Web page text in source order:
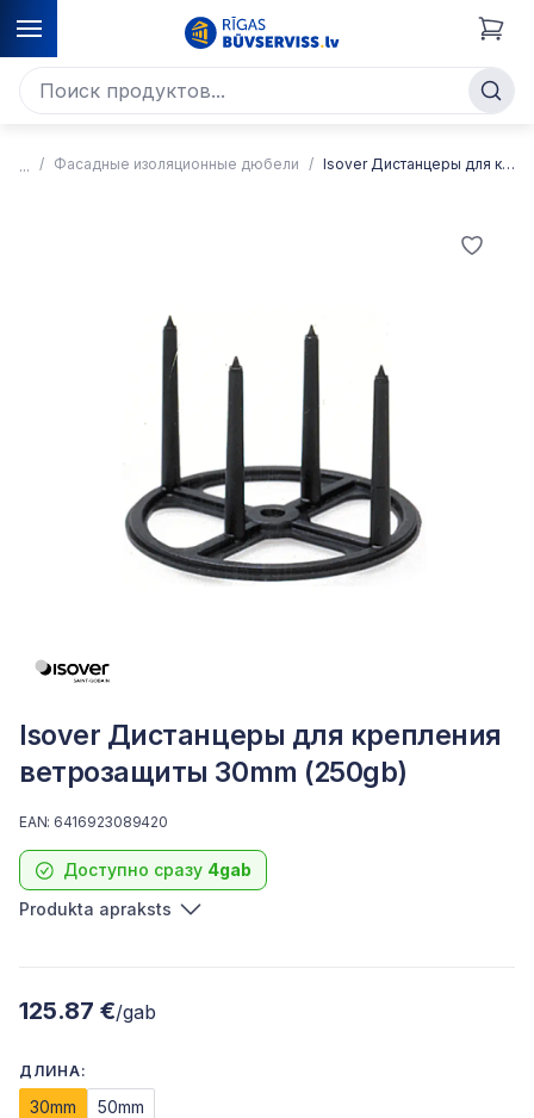
Фасадные изоляционные дюбели Isover Дистанцеры для крепления ветрозащиты
Isover Дистанцеры для крепления
ветрозащиты 30mm (250gb)
Доступно сразу 4gab
EAN: 6416923089420
Produkta apraksts
125.87 €/gab
ДЛИНА:
30mm 50mm